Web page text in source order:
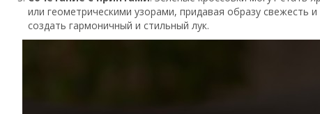
или геометрическими узорами, придавая образу
создать гармоничный и стильный лук.